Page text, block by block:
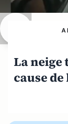
A
La neige
cause